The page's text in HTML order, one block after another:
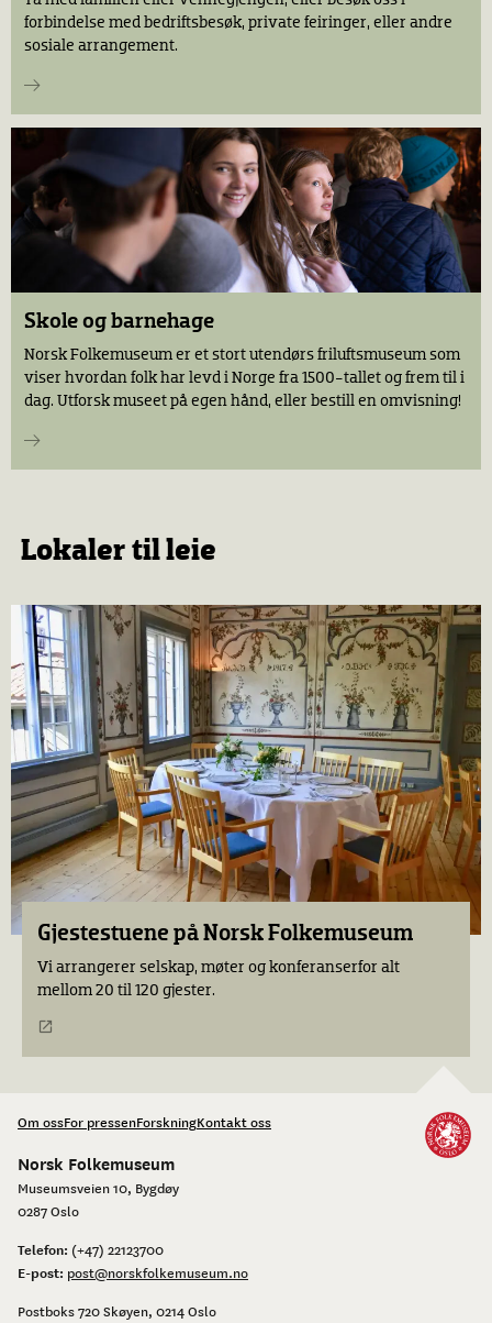
forbindelse med bedriftsbesøk, private feiringer, eller andre
sosiale arrangement.
Skole og barnehage
Norsk Folkemuseum er et stort utendørs friluftsmuseum som
viser hvordan folk har levd i Norge fra 1500-tallet og frem til i
dag. Utforsk museet på egen hånd, eller bestill en omvisning!
Lokaler til leie
Gjestestuene påNorsk Folkemuseum
Vi arrangerer selskap, møter og konferanserfor alt
mellom 20 til 120 gjester.
Om ossFor pressenForskningKontakt oss
Norsk Folkemuseum
Museumsveien 10, Bygdøy
0287 Oslo
Telefon: (+47) 22123700
E-post: post@norskfolkemuseum.no
Postboks 720 Skøyen, 0214 Oslo